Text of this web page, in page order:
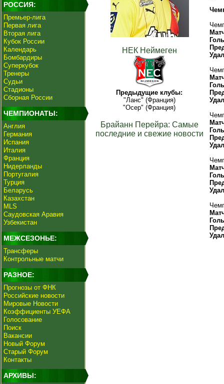
РОССИЯ:
Премьер-лига
Первая лига
Вторая лига
Кубок России
Календарь
Бомбардиры
Суперкубок
Тренеры
Судьи
Стадионы
Сборная России
ЧЕМПИОНАТЫ:
Англия
Германия
Испания
Италия
Франция
Нидерланды
Португалия
Турция
Беларусь
Казахстан
MLS
Саудовская Аравия
Узбекистан
МЕЖСЕЗОНЬЕ:
Трансферы
Контрольные матчи
РАЗНОЕ:
Прогнозы от ФНК
Российские новости
Мировые Новости
Коэффициенты УЕФА
Голосование
Поиск
Вакансии
Новый Форум
Старый Форум
Контакты
АРХИВЫ:
НЕК Неймеген
Предыдущие клубы:
"Ланс" (Франция)
"Осер" (Франция)
Брайанн Перейра: Самые
последние и свежие новости